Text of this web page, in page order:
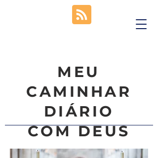
MEU
CAMINHAR
DIÁRIO
COM DEUS